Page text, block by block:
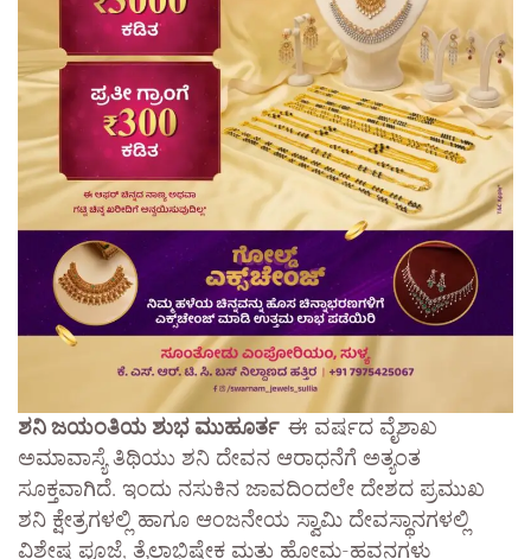
ಶನಿ ಜಯಂತಿಯ ಶುಭ ಮುಹೂರ್ತ ​ ಈ ವರ್ಷದ ವೈಶಾಖ
ಅಮಾವಾಸ್ಯೆ ತಿಥಿಯು ಶನಿ ದೇವನ ಆರಾಧನೆಗೆ ಅತ್ಯಂತ
ಸೂಕ್ತವಾಗಿದೆ. ಇಂದು ನಸುಕಿನ ಜಾವದಿಂದಲೇ ದೇಶದ ಪ್ರಮುಖ
ಶನಿ ಕ್ಷೇತ್ರಗಳಲ್ಲಿ ಹಾಗೂ ಆಂಜನೇಯ ಸ್ವಾಮಿ ದೇವಸ್ಥಾನಗಳಲ್ಲಿ
ವಿಶೇಷ ಪೂಜೆ, ತೈಲಾಭಿಷೇಕ ಮತ್ತು ಹೋಮ-ಹವನಗಳು